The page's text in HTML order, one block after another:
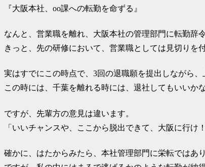
『大阪本社、oo課への転勤を命ずる』
なんと、営業職を離れ、大阪本社の管理部門に転勤辞
きっと、先の研修において、営業職としては見切りを
実はすでにこの時点で、3回の退職願を提出しながら、
この時には、千葉を離れる時には、退社してもいいか
ですが、先輩方の意見は違います。
「いいチャンスや、ここから脱出できて、大阪に行け
確かに、はたからみたら、本社管理部門に栄転ではあり